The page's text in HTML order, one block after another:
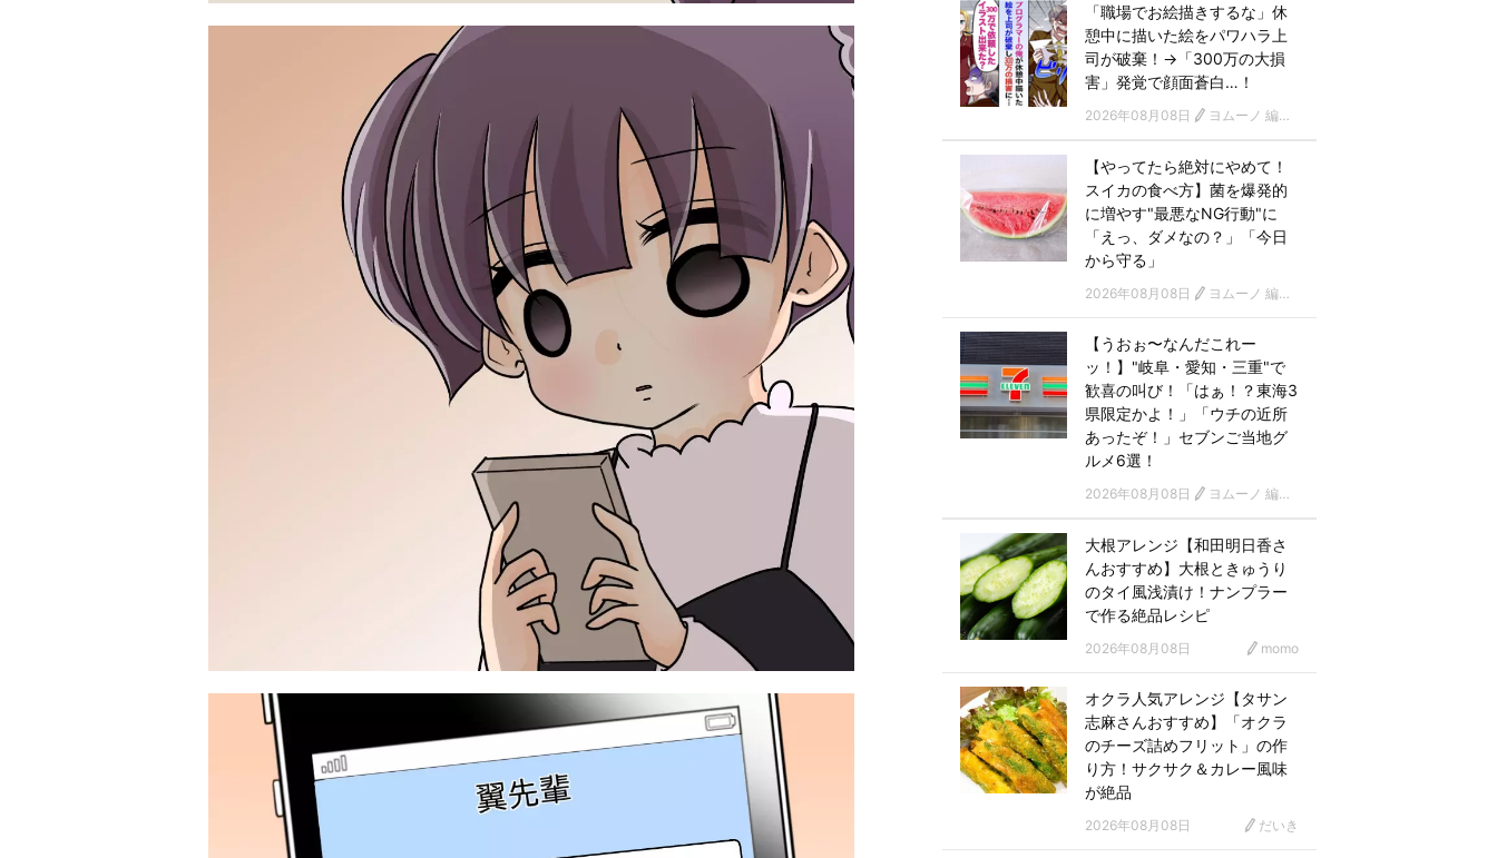
「職場でお絵描きするな」休
憩中に描いた絵をパワハラ上
司が破棄！→「300万の大損
害」発覚で顔面蒼白…！
2026年08月08日 ヨムーノ 編集部
【やってたら絶対にやめて！
スイカの食べ方】菌を爆発的
に増やす"最悪なNG行動"に
「えっ、ダメなの？」「今日
から守る」
2026年08月08日 ヨムーノ 編集部
【うおぉ〜なんだこれー
ッ！】"岐阜・愛知・三重"で
歓喜の叫び！「はぁ！？東海3
県限定かよ！」「ウチの近所
あったぞ！」セブンご当地グ
ルメ6選！
2026年08月08日 ヨムーノ 編集部
大根アレンジ【和田明日香さ
んおすすめ】大根ときゅうり
のタイ風浅漬け！ナンプラー
で作る絶品レシピ
2026年08月08日 momo
オクラ人気アレンジ【タサン
志麻さんおすすめ】「オクラ
のチーズ詰めフリット」の作
り方！サクサク＆カレー風味
が絶品
2026年08月08日 だいき